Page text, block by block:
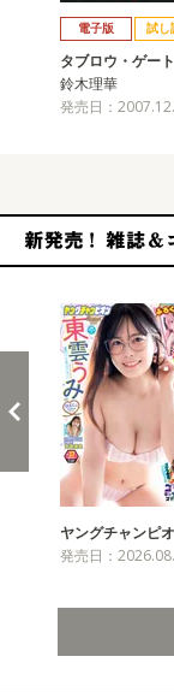
電子版 試し
タブロウ・ゲー
鈴木理華
発売日：
ヤングチャンピ
発売日：